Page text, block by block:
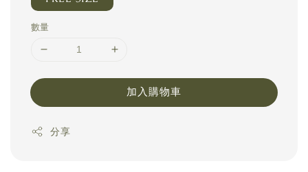
數量
加入購物車
分享